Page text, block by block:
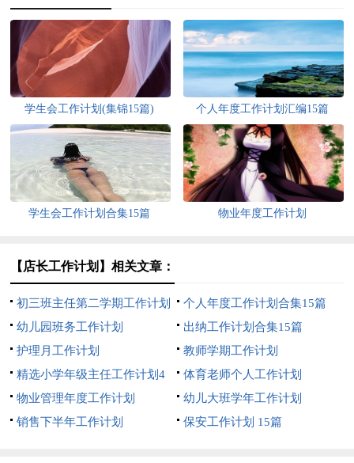
学生会工作计划(集锦15篇) 个人年度工作计划汇编15篇
学生会工作计划合集15篇 物业年度工作计划
【店长工作计划】相关文章：
初三班主任第二学期工作计划
个人年度工作计划合集15篇
幼儿园班务工作计划
出纳工作计划合集15篇
护理月工作计划
教师学期工作计划
精选小学年级主任工作计划4
篇
体育老师个人工作计划
物业管理年度工作计划
幼儿大班学年工作计划
销售下半年工作计划
保安工作计划 15篇